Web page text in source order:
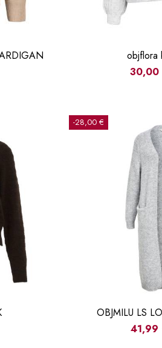
objflora
30,00
-28,00 €
OBJMILU LS
41,99